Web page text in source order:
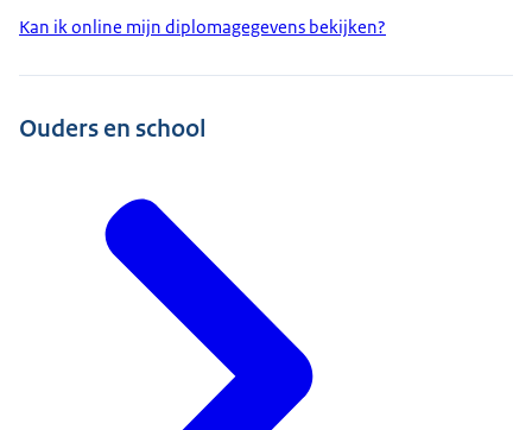
Kan ik online mijn diplomagegevens bekijken?
Ouders en school